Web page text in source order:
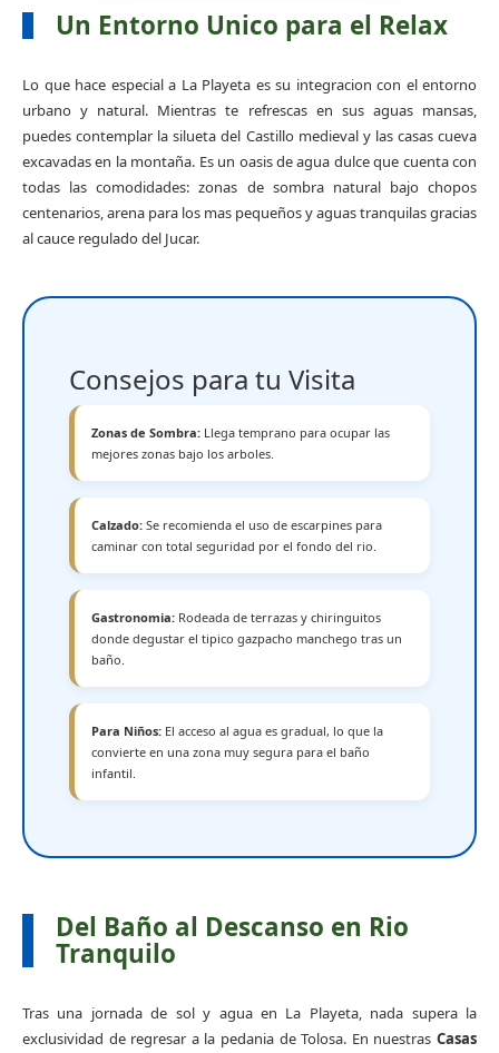
Un Entorno Unico para el Relax
Lo que hace especial a La Playeta es su integracion con el entorno
urbano y natural. Mientras te refrescas en sus aguas mansas,
puedes contemplar la silueta del Castillo medieval y las casas cueva
excavadas en la montaña. Es un oasis de agua dulce que cuenta con
todas las comodidades: zonas de sombra natural bajo chopos
centenarios, arena para los mas pequeños y aguas tranquilas gracias
al cauce regulado del Jucar.
Consejos para tu Visita
Zonas de Sombra: Llega temprano para ocupar las
mejores zonas bajo los arboles.
Calzado: Se recomienda el uso de escarpines para
caminar con total seguridad por el fondo del rio.
Gastronomia: Rodeada de terrazas y chiringuitos
donde degustar el tipico gazpacho manchego tras un
baño.
Para Niños: El acceso al agua es gradual, lo que la
convierte en una zona muy segura para el baño
infantil.
Del Baño al Descanso en Rio
Tranquilo
Tras una jornada de sol y agua en La Playeta, nada supera la
exclusividad de regresar a la pedania de Tolosa. En nuestras Casas